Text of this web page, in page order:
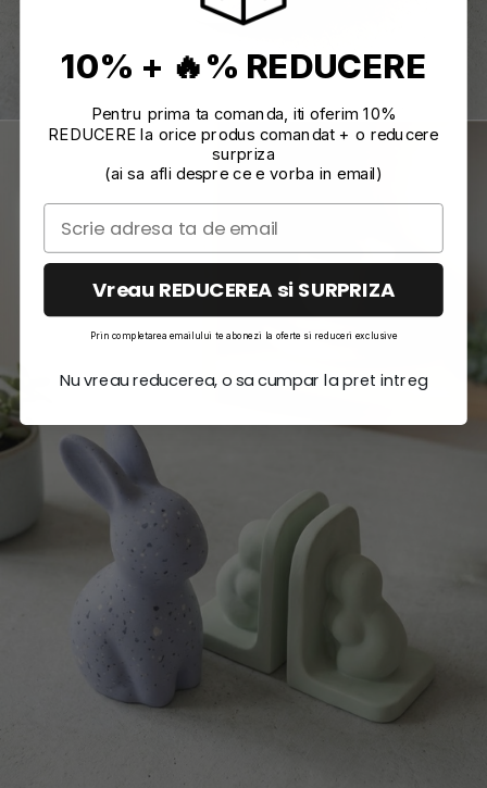
10% + 🔥% REDUCERE
Pentru prima ta comanda, iti oferim 10%
REDUCERE la orice produs comandat + o reducere
surpriza
(ai sa afli despre ce e vorba in email)
Vreau REDUCEREA si SURPRIZA
Prin completarea emailului te abonezi la oferte si reduceri exclusive
Nu vreau reducerea, o sa cumpar la pret intreg